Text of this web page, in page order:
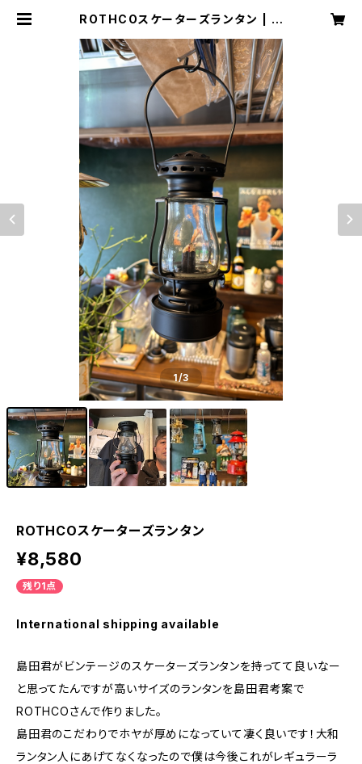
ROTHCOスケーターズランタン | ス
1/3
ROTHCOスケーターズランタン
¥8,580
残り1点
International shipping available
島田君がビンテージのスケーターズランタンを持ってて良いなー
と思ってたんですが高いサイズのランタンを島田君考案で
ROTHCOさんで作りました。
島田君のこだわりでホヤが厚めになっていて凄く良いです！大和
ランタン人にあげてなくなったので僕は今後これがレギュラーラ